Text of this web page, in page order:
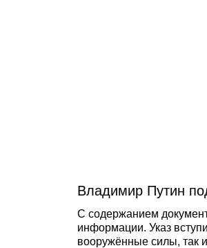
Владимир Путин
С содержанием
информации. Указ
вооружённые силы, так